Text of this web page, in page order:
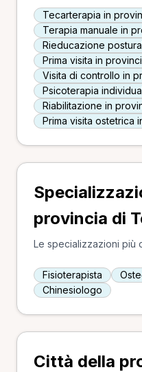
Tecarterapia in
Terapia manuale in
Rieducazione
Prima visita in
Visita di controllo in
Psicoterapia
Riabilitazione in
Prima visita ostetrica
provincia di
Le specializzazioni più
Fisioterapista
Chinesiologo
Città della